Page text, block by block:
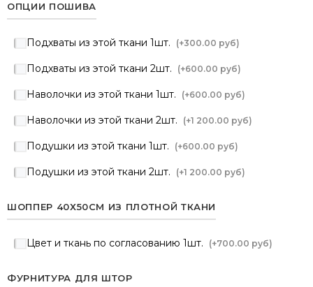
ОПЦИИ ПОШИВА
Подхваты из этой ткани 1шт. (+300.00 руб)
Подхваты из этой ткани 2шт. (+600.00 руб)
Наволочки из этой ткани 1шт. (+600.00 руб)
Наволочки из этой ткани 2шт. (+1 200.00 руб)
Подушки из этой ткани 1шт. (+600.00 руб)
Подушки из этой ткани 2шт. (+1 200.00 руб)
ШОППЕР 40Х50СМ ИЗ ПЛОТНОЙ ТКАНИ
Цвет и ткань по согласованию 1шт. (+700.00 руб)
ФУРНИТУРА ДЛЯ ШТОР